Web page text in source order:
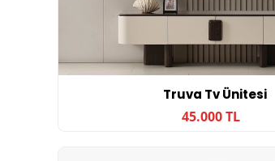
Truva Tv Ünitesi
45.000 TL